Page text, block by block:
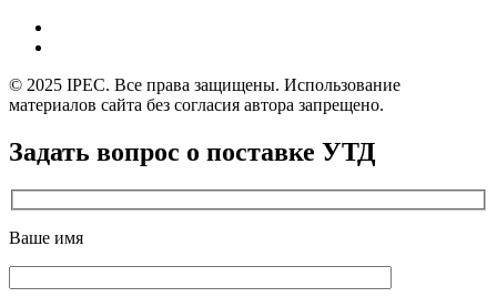
© 2025 IPEC. Все права защищены. Использование
материалов сайта без согласия автора запрещено.
Задать вопрос о поставке УТД
Ваше имя